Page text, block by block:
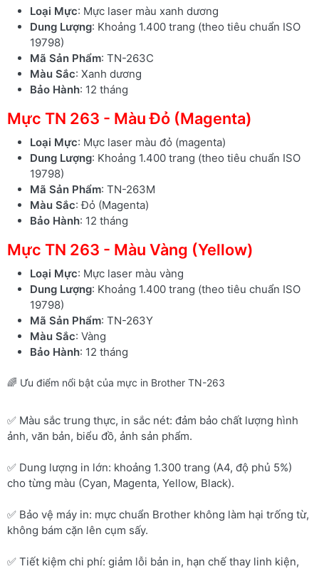
Loại Mực: Mực laser màu xanh dương
Dung Lượng: Khoảng 1.400 trang (theo tiêu chuẩn ISO
19798)
Mã Sản Phẩm: TN-263C
Màu Sắc: Xanh dương
Bảo Hành: 12 tháng
Mực TN 263 - Màu Đỏ (Magenta)
Loại Mực: Mực laser màu đỏ (magenta)
Dung Lượng: Khoảng 1.400 trang (theo tiêu chuẩn ISO
19798)
Mã Sản Phẩm: TN-263M
Màu Sắc: Đỏ (Magenta)
Bảo Hành: 12 tháng
Mực TN 263 - Màu Vàng (Yellow)
Loại Mực: Mực laser màu vàng
Dung Lượng: Khoảng 1.400 trang (theo tiêu chuẩn ISO
19798)
Mã Sản Phẩm: TN-263Y
Màu Sắc: Vàng
Bảo Hành: 12 tháng
🌈 Ưu điểm nổi bật của mực in Brother TN-263
✅ Màu sắc trung thực, in sắc nét: đảm bảo chất lượng hình
ảnh, văn bản, biểu đồ, ảnh sản phẩm.
✅ Dung lượng in lớn: khoảng 1.300 trang (A4, độ phủ 5%)
cho từng màu (Cyan, Magenta, Yellow, Black).
✅ Bảo vệ máy in: mực chuẩn Brother không làm hại trống từ,
không bám cặn lên cụm sấy.
✅ Tiết kiệm chi phí: giảm lỗi bản in, hạn chế thay linh kiện,